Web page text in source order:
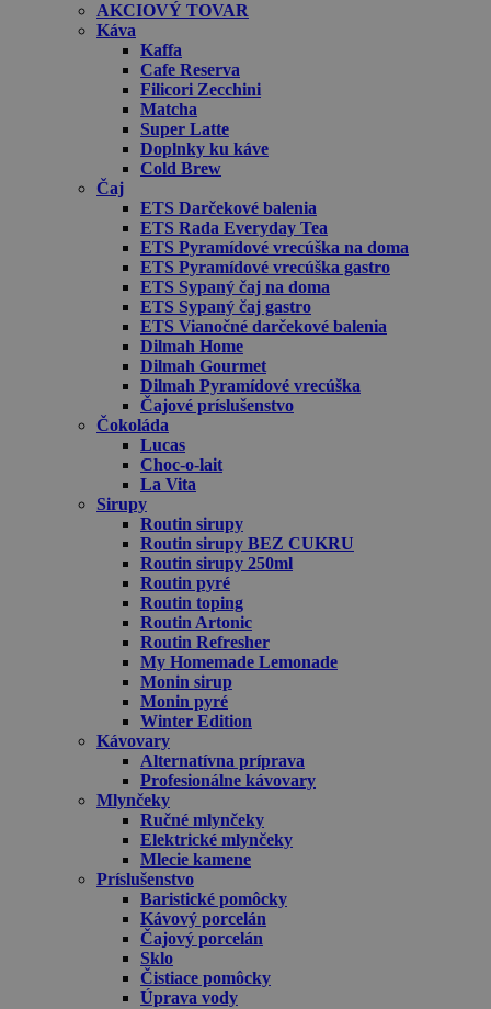
AKCIOVÝ TOVAR
Káva
Kaffa
Cafe Reserva
Filicori Zecchini
Matcha
Super Latte
Doplnky ku káve
Cold Brew
Čaj
ETS Darčekové balenia
ETS Rada Everyday Tea
ETS Pyramídové vrecúška na doma
ETS Pyramídové vrecúška gastro
ETS Sypaný čaj na doma
ETS Sypaný čaj gastro
ETS Vianočné darčekové balenia
Dilmah Home
Dilmah Gourmet
Dilmah Pyramídové vrecúška
Čajové príslušenstvo
Čokoláda
Lucas
Choc-o-lait
La Vita
Sirupy
Routin sirupy
Routin sirupy BEZ CUKRU
Routin sirupy 250ml
Routin pyré
Routin toping
Routin Artonic
Routin Refresher
My Homemade Lemonade
Monin sirup
Monin pyré
Winter Edition
Kávovary
Alternatívna príprava
Profesionálne kávovary
Mlynčeky
Ručné mlynčeky
Elektrické mlynčeky
Mlecie kamene
Príslušenstvo
Baristické pomôcky
Kávový porcelán
Čajový porcelán
Sklo
Čistiace pomôcky
Úprava vody